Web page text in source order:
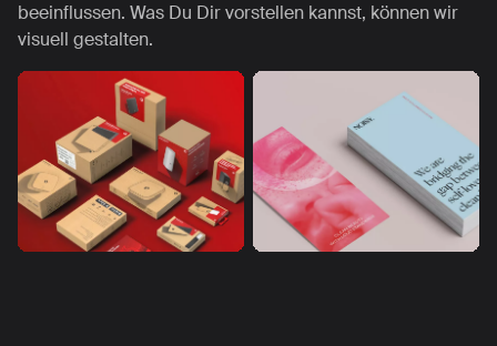
beeinflussen. Was Du Dir vorstellen kannst, können wir
visuell gestalten.